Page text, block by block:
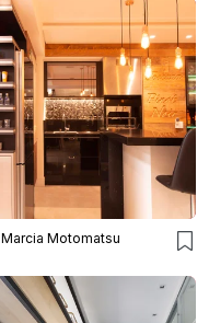
Marcia Motomatsu